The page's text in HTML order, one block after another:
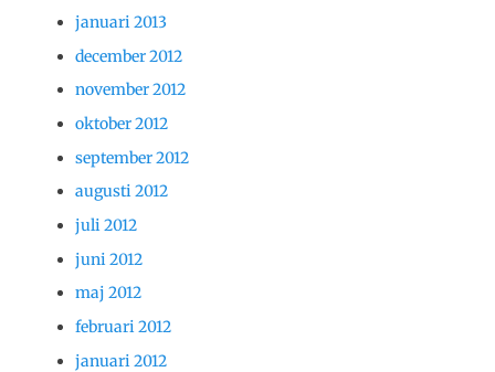
januari 2013
december 2012
november 2012
oktober 2012
september 2012
augusti 2012
juli 2012
juni 2012
maj 2012
februari 2012
januari 2012